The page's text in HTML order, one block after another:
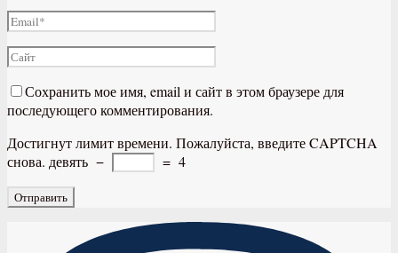
Сохранить мое имя, email и сайт в этом браузере для
последующего комментирования.
Достигнут лимит времени. Пожалуйста, введите CAPTCHA
снова. девять − = 4